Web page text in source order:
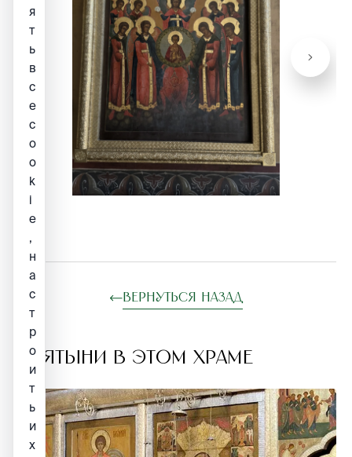
Вернуться назад
СВЯТЫНИ В ЭТОМ ХРАМЕ
я
т
ь
в
с
е
c
o
o
k
i
e
,
н
а
с
т
р
о
и
т
ь
и
х